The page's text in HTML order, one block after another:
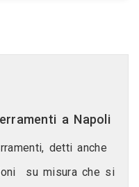
a Napoli
detti anche
su misura che si